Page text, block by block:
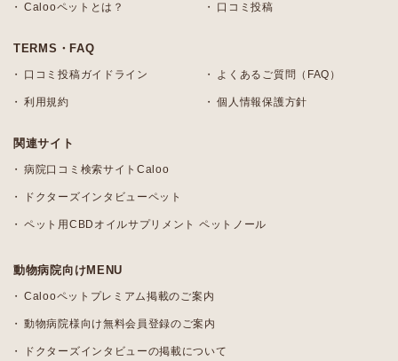
Calooペットとは？ 口コミ投稿
TERMS・FAQ
口コミ投稿ガイドライン よくあるご質問（FAQ）
利用規約 個人情報保護方針
関連サイト
病院口コミ検索サイトCaloo
ドクターズインタビューペット
ペット用CBDオイルサプリメント ペットノール
動物病院向けMENU
Calooペットプレミアム掲載のご案内
動物病院様向け無料会員登録のご案内
ドクターズインタビューの掲載について